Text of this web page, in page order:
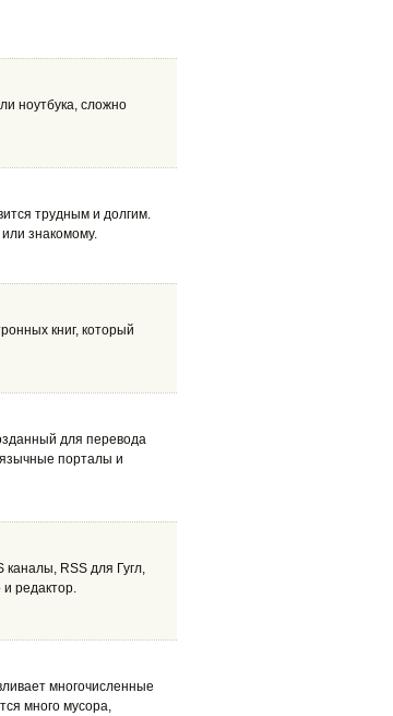
ноутбука, сложно
трудным и долгим.
знакомому.
книг, который
для перевода
порталы и
RSS для Гугл,
редактор.
многочисленные
много мусора,